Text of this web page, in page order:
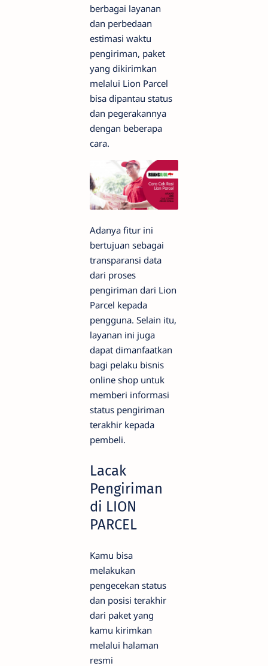
berbagai layanan
dan perbedaan
estimasi waktu
pengiriman, paket
yang dikirimkan
melalui Lion Parcel
bisa dipantau status
dan pegerakannya
dengan beberapa
cara.
Adanya fitur ini
bertujuan sebagai
transparansi data
dari proses
pengiriman dari Lion
Parcel kepada
pengguna. Selain itu,
layanan ini juga
dapat dimanfaatkan
bagi pelaku bisnis
online shop untuk
memberi informasi
status pengiriman
terakhir kepada
pembeli.
Lacak
Pengiriman
di LION
PARCEL
Kamu bisa
melakukan
pengecekan status
dan posisi terakhir
dari paket yang
kamu kirimkan
melalui halaman
resmi